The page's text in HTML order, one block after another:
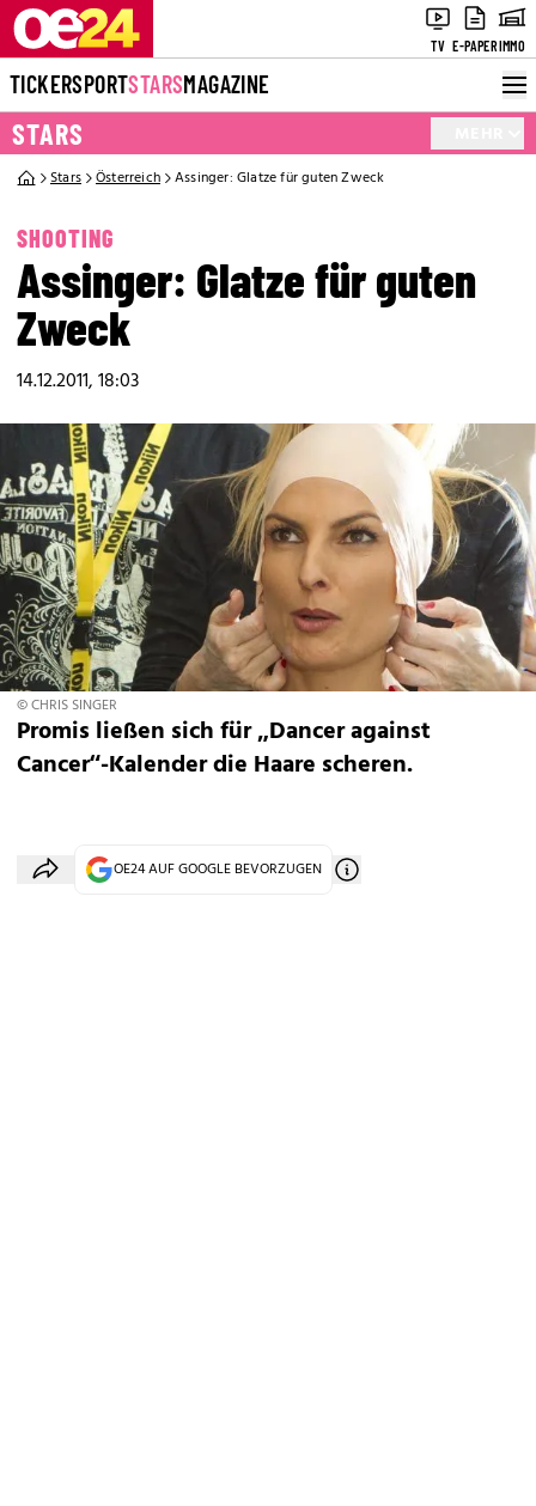
TV E-PAPERIMMO
TICKERSPORTSTARSMAGAZINE
STARS
Stars Österreich Assinger: Glatze für guten Zweck
SHOOTING
Assinger: Glatze für guten
Zweck
14.12.2011, 18:03
© CHRIS SINGER
Promis ließen sich für „Dancer against
Cancer“-Kalender die Haare scheren.
OE24 AUF GOOGLE BEVORZUGEN